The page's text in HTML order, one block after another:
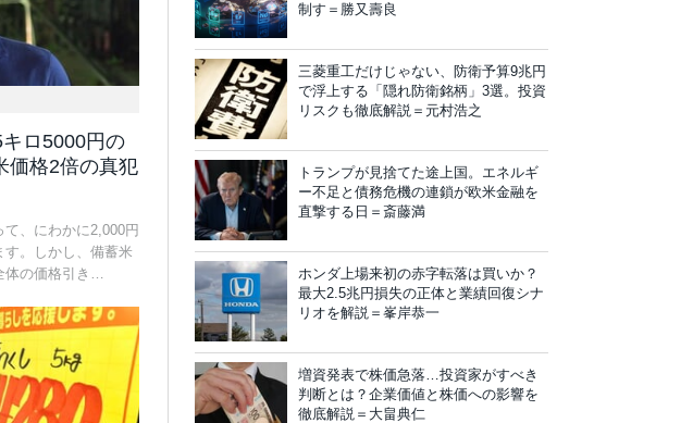
キロ5000円の
価格2倍の真犯
、にわかに2,000円
す。しかし、備蓄米
体の価格引き…
制す＝勝又壽良
三菱重工だけじゃない、防衛予算9兆円
で浮上する「隠れ防衛銘柄」3選。投資
リスクも徹底解説＝元村浩之
トランプが見捨てた途上国。エネルギ
ー不足と債務危機の連鎖が欧米金融を
直撃する日＝斎藤満
ホンダ上場来初の赤字転落は買いか？
最大2.5兆円損失の正体と業績回復シナ
リオを解説＝峯岸恭一
増資発表で株価急落…投資家がすべき
判断とは？企業価値と株価への影響を
徹底解説＝大畠典仁